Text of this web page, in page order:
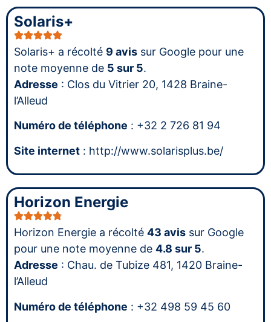
Solaris+
Solaris+ a récolté 9 avis sur Google pour une
note moyenne de 5 sur 5.
Adresse : Clos du Vitrier 20, 1428 Braine-
l’Alleud
Numéro de téléphone : +32 2 726 81 94
Site internet : http://www.solarisplus.be/
Horizon Energie
Horizon Energie a récolté 43 avis sur Google
pour une note moyenne de 4.8 sur 5.
Adresse : Chau. de Tubize 481, 1420 Braine-
l’Alleud
Numéro de téléphone : +32 498 59 45 60